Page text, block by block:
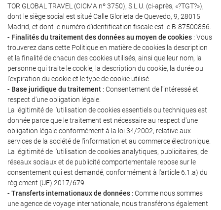
TOR GLOBAL TRAVEL (CICMA nº 3750), S.L.U. (ci-après, «?TGT?»),
dont le siège social est situé Calle Glorieta de Quevedo, 9, 28015
Madrid, et dont le numéro d'identification fiscale est le B-87500856.
- Finalités du traitement des données au moyen de cookies : Vous
trouverez dans cette Politique en matière de cookies la description
et la finalité de chacun des cookies utilisés, ainsi que leur nom, la
personne qui traite le cookie, la description du cookie, la durée ou
l'expiration du cookie et le type de cookie utilisé.
- Base juridique du traitement : Consentement de l'intéressé et
respect d'une obligation légale.
La légitimité de l'utilisation de cookies essentiels ou techniques est
donnée parce que le traitement est nécessaire au respect d'une
obligation légale conformément à la loi 34/2002, relative aux
services de la société de l'information et au commerce électronique.
La légitimité de l'utilisation de cookies analytiques, publicitaires, de
réseaux sociaux et de publicité comportementale repose sur le
consentement qui est demandé, conformément à l'article 6.1.a) du
règlement (UE) 2017/679.
- Transferts internationaux de données : Comme nous sommes
une agence de voyage internationale, nous transférons également